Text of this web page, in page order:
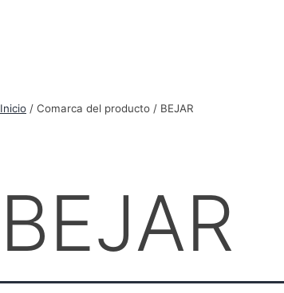
Inicio / Comarca del producto / BEJAR
BEJAR